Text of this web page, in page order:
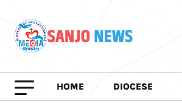
HOME DIOCESE